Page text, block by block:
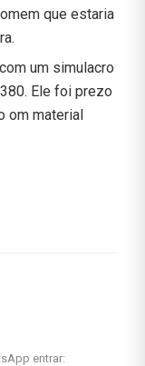
que estaria
um simulacro
Ele foi prezo
om material
entrar: